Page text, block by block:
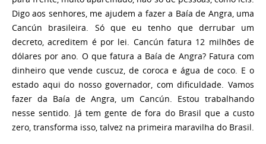
Digo aos senhores, me ajudem a fazer a Baía de Angra, uma
Cancún brasileira. Só que eu tenho que derrubar um
decreto, acreditem é por lei. Cancún fatura 12 milhões de
dólares por ano. O que fatura a Baía de Angra? Fatura com
dinheiro que vende cuscuz, de coroca e água de coco. E o
estado aqui do nosso governador, com dificuldade. Vamos
fazer da Baía de Angra, um Cancún. Estou trabalhando
nesse sentido. Já tem gente de fora do Brasil que a custo
zero, transforma isso, talvez na primeira maravilha do Brasil.